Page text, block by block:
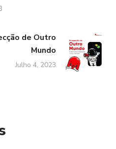
de Outro
Mundo
Julho 4, 2023